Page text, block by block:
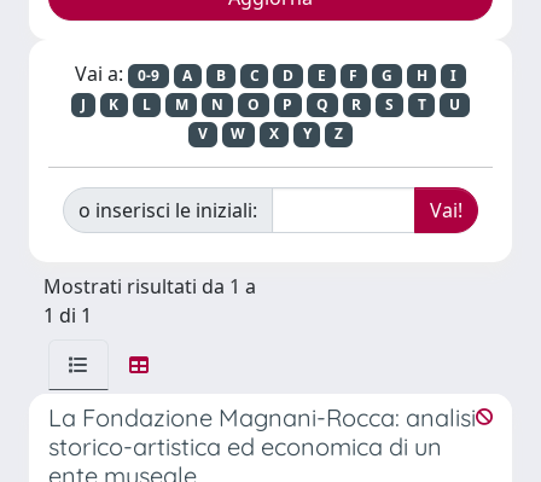
Vai a: 0-9 A B C D E F G H
I
J
K L M N O P Q R S T
U
V
W X Y Z
o inserisci le iniziali:
Mostrati risultati da 1 a
1 di 1
La Fondazione Magnani-Rocca: analisi
storico-artistica ed economica di un
ente museale